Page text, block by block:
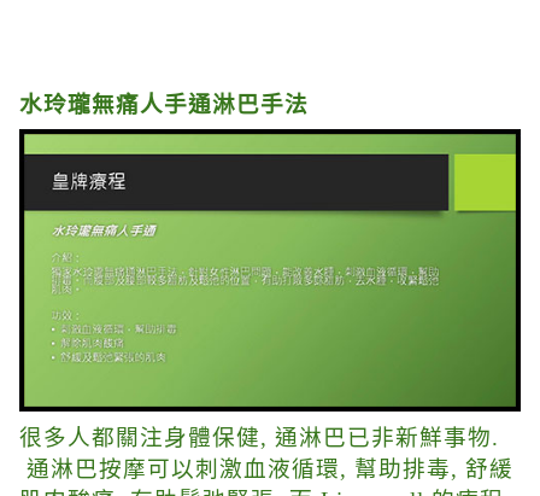
水玲瓏無痛人手通淋巴手法
很多人都關注身體保健, 通淋巴已非新鮮事物.
通淋巴按摩可以刺激血液循環, 幫助排毒, 舒緩